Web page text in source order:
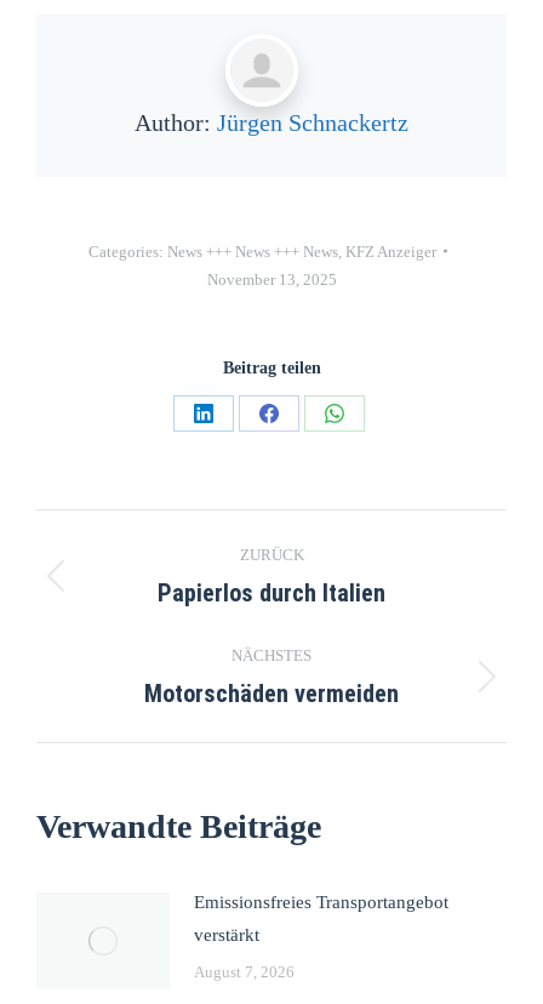
Author: Jürgen Schnackertz
Categories: News +++ News +++ News KFZ Anzeiger
November 13, 2025
Beitrag teilen
ZURÜCK
Papierlos durch Italien
NÄCHSTES
Motorschäden vermeiden
Verwandte Beiträge
Emissionsfreies Transportangebot
verstärkt
August 7, 2026